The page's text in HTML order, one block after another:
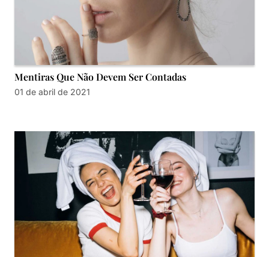
Mentiras Que Não Devem Ser Contadas
01 de abril de 2021